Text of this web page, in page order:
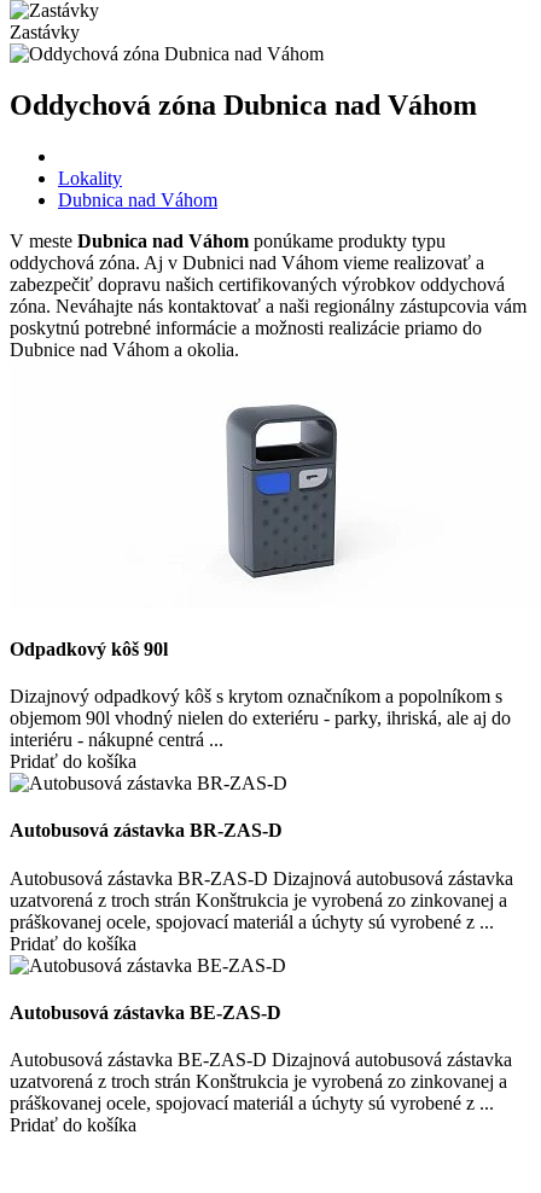
Zastávky
Oddychová zóna Dubnica nad Váhom
Lokality
Dubnica nad Váhom
V meste Dubnica nad Váhom ponúkame produkty typu
oddychová zóna. Aj v Dubnici nad Váhom vieme realizovať a
zabezpečiť dopravu našich certifikovaných výrobkov oddychová
zóna. Neváhajte nás kontaktovať a naši regionálny zástupcovia vám
poskytnú potrebné informácie a možnosti realizácie priamo do
Dubnice nad Váhom a okolia.
Odpadkový kôš 90l
Dizajnový odpadkový kôš s krytom označníkom a popolníkom s
objemom 90l vhodný nielen do exteriéru - parky, ihriská, ale aj do
interiéru - nákupné centrá ...
Pridať do košíka
Autobusová zástavka BR-ZAS-D
Autobusová zástavka BR-ZAS-D Dizajnová autobusová zástavka
uzatvorená z troch strán Konštrukcia je vyrobená zo zinkovanej a
práškovanej ocele, spojovací materiál a úchyty sú vyrobené z ...
Pridať do košíka
Autobusová zástavka BE-ZAS-D
Autobusová zástavka BE-ZAS-D Dizajnová autobusová zástavka
uzatvorená z troch strán Konštrukcia je vyrobená zo zinkovanej a
práškovanej ocele, spojovací materiál a úchyty sú vyrobené z ...
Pridať do košíka